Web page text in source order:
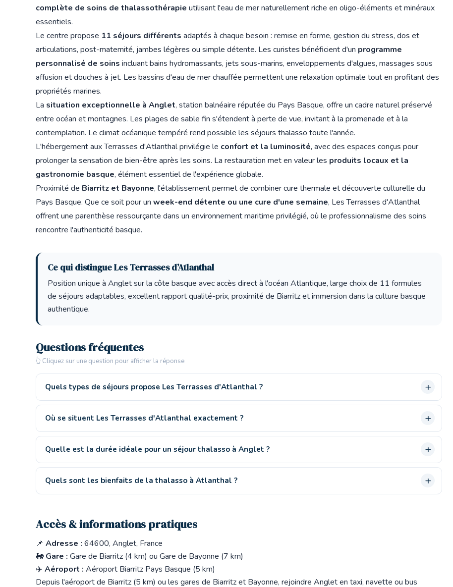
complète de soins de thalassothérapie utilisant l'eau de mer naturellement riche en oligo-éléments et minéraux
essentiels.
Le centre propose 11 séjours différents adaptés à chaque besoin : remise en forme, gestion du stress, dos et
articulations, post-maternité, jambes légères ou simple détente. Les curistes bénéficient d'un programme
personnalisé de soins incluant bains hydromassants, jets sous-marins, enveloppements d'algues, massages sous
affusion et douches à jet. Les bassins d'eau de mer chauffée permettent une relaxation optimale tout en profitant des
propriétés marines.
La situation exceptionnelle à Anglet, station balnéaire réputée du Pays Basque, offre un cadre naturel préservé
entre océan et montagnes. Les plages de sable fin s'étendent à perte de vue, invitant à la promenade et à la
contemplation. Le climat océanique tempéré rend possible les séjours thalasso toute l'année.
L'hébergement aux Terrasses d'Atlanthal privilégie le confort et la luminosité, avec des espaces conçus pour
prolonger la sensation de bien-être après les soins. La restauration met en valeur les produits locaux et la
gastronomie basque, élément essentiel de l'expérience globale.
Proximité de Biarritz et Bayonne, l'établissement permet de combiner cure thermale et découverte culturelle du
Pays Basque. Que ce soit pour un week-end détente ou une cure d'une semaine, Les Terrasses d'Atlanthal
offrent une parenthèse ressourçante dans un environnement maritime privilégié, où le professionnalisme des soins
rencontre l'authenticité basque.
Ce qui distingue Les Terrasses d’Atlanthal
Position unique à Anglet sur la côte basque avec accès direct à l'océan Atlantique, large choix de 11 formules
de séjours adaptables, excellent rapport qualité-prix, proximité de Biarritz et immersion dans la culture basque
authentique.
Questions fréquentes
👆 Cliquez sur une question pour afficher la réponse
Quels types de séjours propose Les Terrasses d'Atlanthal ?
Où se situent Les Terrasses d'Atlanthal exactement ?
Quelle est la durée idéale pour un séjour thalasso à Anglet ?
Quels sont les bienfaits de la thalasso à Atlanthal ?
Accès & informations pratiques
📌 Adresse : 64600, Anglet, France
🚂 Gare : Gare de Biarritz (4 km) ou Gare de Bayonne (7 km)
✈️ Aéroport : Aéroport Biarritz Pays Basque (5 km)
Depuis l'aéroport de Biarritz (5 km) ou les gares de Biarritz et Bayonne, rejoindre Anglet en taxi, navette ou bus